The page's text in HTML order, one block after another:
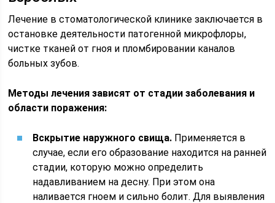
Лечение в стоматологической клинике заключается в
остановке деятельности патогенной микрофлоры,
чистке тканей от гноя и пломбировании каналов
больных зубов.
Методы лечения зависят от стадии заболевания и
области поражения:
Вскрытие наружного свища. Применяется в
случае, если его образование находится на ранней
стадии, которую можно определить
надавливанием на десну. При этом она
наливается гноем и сильно болит. Для выявления